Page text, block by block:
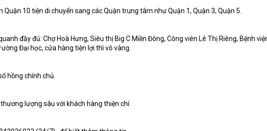
Quận 10 tiện di chuyển sang các Quận trung tâm như Quận 1, Quận 3, Quận 5.
đầy đủ: Chợ Hoà Hưng, Siêu thị Big C Miền Đông, Công viên Lê Thị Riêng, Bệnh
Đại học, cửa hàng tiện lợi thì vô vàng.
hồng chính chủ.
lượng sâu với khách hàng thiện chí.